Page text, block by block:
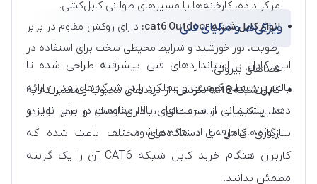
مراکز داده، کارخانه‌ها یا مسیرهای طولانی کابل‌کشی.
انواع کابل شبکه cat6 Outdoor:
دارای روکش مقاوم در برابر
رطوبت، نور خورشید و شرایط محیطی سخت برای استفاده در
فضاهای بیرونی.
کابل شبکه cat6 نگزنس:
از برندهای محبوب و معتبر که به
دلیل کیفیت ساخت عالی، پایداری اتصال و عمر بالا در
پروژه‌های حرفه‌ای استفاده می‌شود.
ویژگی‌ها و مزایای فنی
این کابل با استانداردهای فنی پیشرفته طراحی شده تا
بالاترین سطح کیفیت و عملکرد را در شبکه‌های مدرن ارائه
دهد. پشتیبانی از سرعت‌های بالا، مقاومت در برابر نویز و
سازگاری کامل با دستگاه‌های مختلف باعث شده که
کاربران هنگام خرید کابل شبکه CAT6 آن را یک گزینه
مطمئن بدانند.